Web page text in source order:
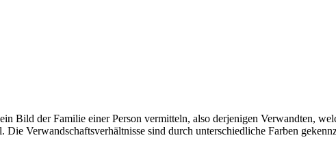
Bild der Familie einer Person vermitteln, also derjenigen Verwandten,
Verwandschaftsverhältnisse sind durch unterschiedliche Farben